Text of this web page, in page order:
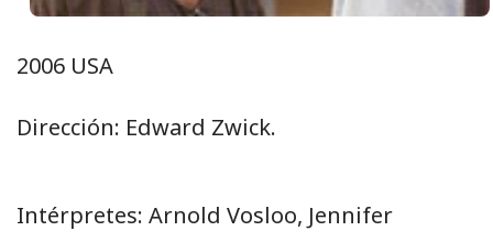
2006 USA
Dirección: Edward Zwick.
Intérpretes: Arnold Vosloo, Jennifer